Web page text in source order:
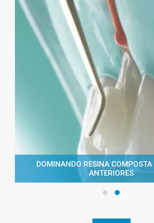
DOMINANDO RESINA COMPOSTA
ANTERIORES